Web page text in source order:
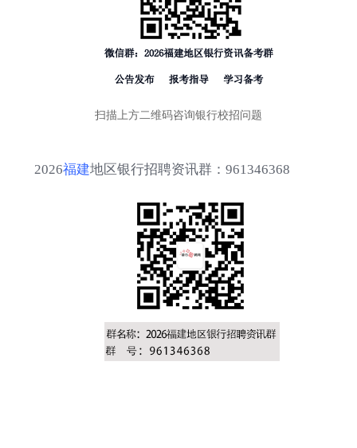
扫描上方二维码咨询银行校招问题
2026福建地区银行招聘资讯群：961346368